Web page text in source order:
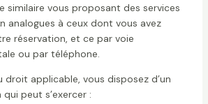
vous proposant des services
analogues à ceux dont vous avez
réservation, et ce par voie
ou par téléphone.
applicable, vous disposez d’un
peut s’exercer :